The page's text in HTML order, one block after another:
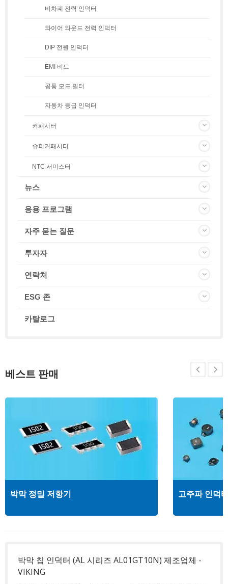
비차폐 전력 인덕터
와이어 와운드 전력 인덕터
DIP 전원 인덕터
EMI 비드
공통 모드 필터
자동차 등급 인덕터
커패시터
슈퍼커패시터
NTC 서미스터
뉴스
응용 프로그램
자주 묻는 질문
투자자
연락처
ESG 존
카탈로그
베스트 판매
박막 정밀 저항기 고주파 인덕
박막 칩 인덕터 (AL 시리즈 AL01GT10N) 제조업체 -
VIKING